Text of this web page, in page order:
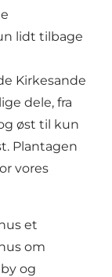
lidt tilbage
Kirkesande
dele, fra
øst til kun
Plantagen
vores
et
om
og